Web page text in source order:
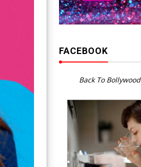
FACEBOOK
Back To Bollywood